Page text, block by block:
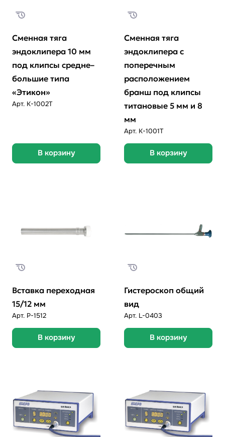
Сменная тяга
эндоклипера 10 мм
под клипсы средне–
большие типа
«Этикон»
Арт. K-1002T
В корзину
Сменная тяга
эндоклипера с
поперечным
расположением
бранш под клипсы
титановые 5 мм и 8
мм
Арт. К-1001Т
В корзину
Вставка переходная
15/12 мм
Арт. P-1512
В корзину
Гистероскоп общий
вид
Арт. L-0403
В корзину